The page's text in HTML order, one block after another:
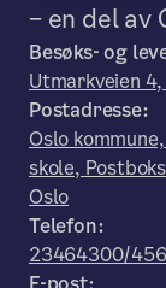
– en del av
Besøks- og
Utmarkveien
Postadresse:
Oslo
skole,
Oslo
Telefon:
23464300/